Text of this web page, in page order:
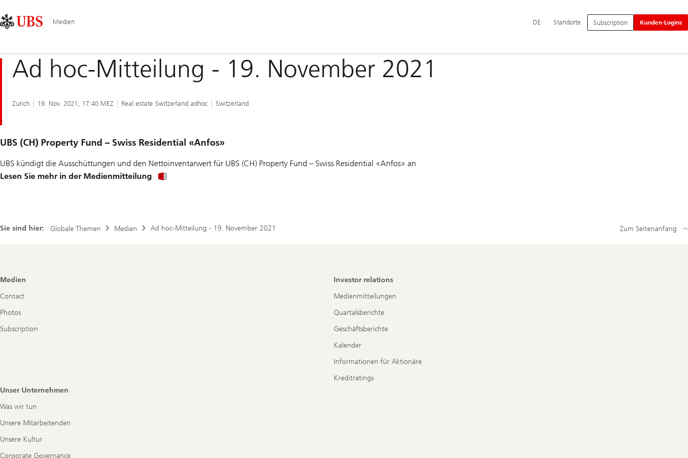
Area
Medien Hauptnavigation
DE Standorte Subscription Kunden-Logins
Ad hoc-Mitteilung - 19. November 2021
Zurich 19. Nov. 2021, 17:40 MEZ Real estate Switzerland adhoc Switzerland
UBS (CH) Property Fund – Swiss Residential «Anfos»
UBS kündigt die Ausschüttungen und den Nettoinventarwert für UBS (CH) Property Fund – Swiss Residential «Anfos» an
Lesen Sie mehr in der Medienmitteilung
Sie sind hier: Globale Themen Medien Ad hoc-Mitteilung - 19. November 2021 Zum Seitenanfang
Footer
Medien
Contact
Photos
Subscription
Investor relations
Medienmitteilungen
Quartalsberichte
Geschäftsberichte
Kalender
Informationen für Aktionäre
Kreditratings
Unser Unternehmen
Was wir tun
Unsere Mitarbeitenden
Unsere Kultur
Corporate Governance